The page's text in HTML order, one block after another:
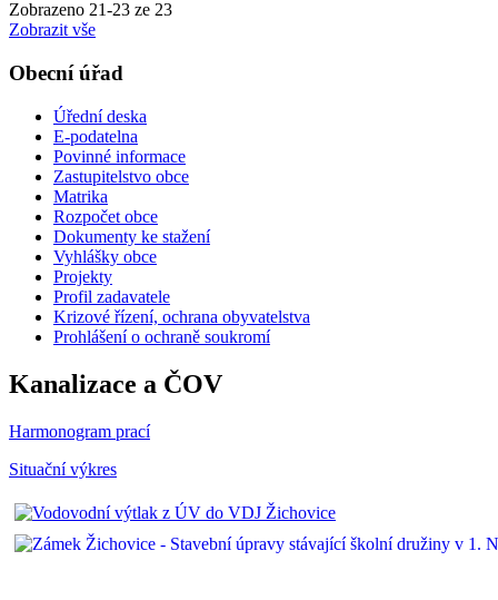
Zobrazeno 21-23 ze 23
Zobrazit vše
Obecní úřad
Úřední deska
E-podatelna
Povinné informace
Zastupitelstvo obce
Matrika
Rozpočet obce
Dokumenty ke stažení
Vyhlášky obce
Projekty
Profil zadavatele
Krizové řízení, ochrana obyvatelstva
Prohlášení o ochraně soukromí
Kanalizace a ČOV
Harmonogram prací
Situační výkres